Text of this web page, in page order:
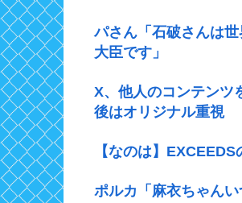
パさん「石破さんは
大臣です」
X、他人のコンテンツ
後はオリジナル重視
【なのは】
ポルカ「麻衣ちゃん